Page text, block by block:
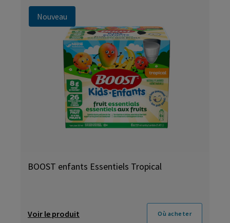
Nouveau
BOOST enfants Essentiels Tropical
Voir le produit Où acheter